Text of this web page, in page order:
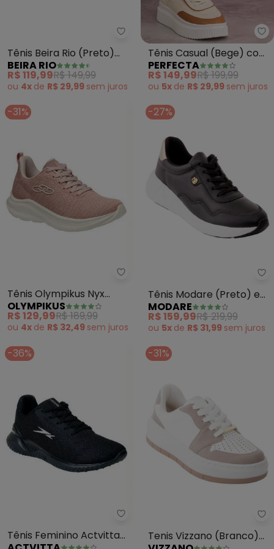
Beira Rio - Tênis Beira Rio
Tênis Beira Rio (Preto)
em Sintético
BEIRA RIO
R$ 119,99R$ 149,99
ou 4x de R$ 29,99 sem juros
Tênis Casual (Bege) com
Detalhes em Caramelo
PERFECTA
R$ 149,99R$ 199,99
ou 5x de R$ 29,99 sem juros
-31%
Olympikus - Tênis Olympikus
Tênis Olympikus Nyx
(Calendula/Pettit)
OLYMPIKUS
R$ 129,99R$ 189,99
ou 4x de R$ 32,49 sem juros
-27%
Tênis Modare (Preto) em
Sintético
MODARE
R$ 159,99R$ 219,99
ou 5x de R$ 31,99 sem juros
-36%
Actvitta - Tênis Feminino
Tênis Feminino Actvitta
-31%
Tenis Vizzano (Branco)